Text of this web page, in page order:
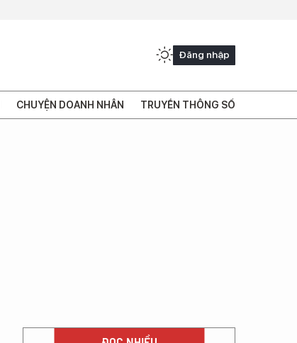
Đăng nhập
CHUYỆN DOANH NHÂN TRUYỀN THÔNG SỐ